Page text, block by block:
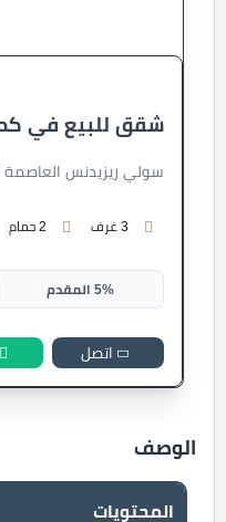
شقق للبيع في
سولي ريزيدنس العاصمة
3 غرف 2 حمام
5% المقدم
اتصل
الوصف
المحتويات